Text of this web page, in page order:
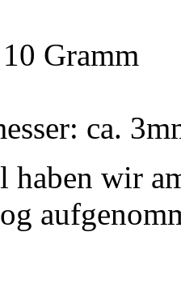
Gramm
ca.
haben wir